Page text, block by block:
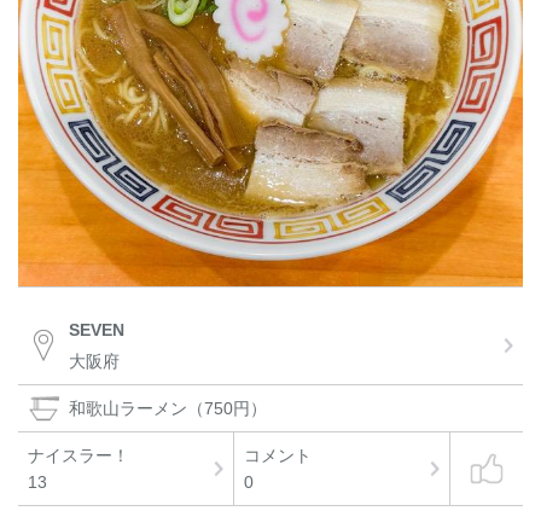
SEVEN
大阪府
和歌山ラーメン（750円）
ナイスラー！
13
コメント
0